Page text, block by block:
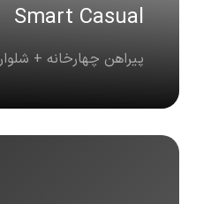
Smart Casual
پیراهن چهارخانه + شلوار 479 + بوت چلسی